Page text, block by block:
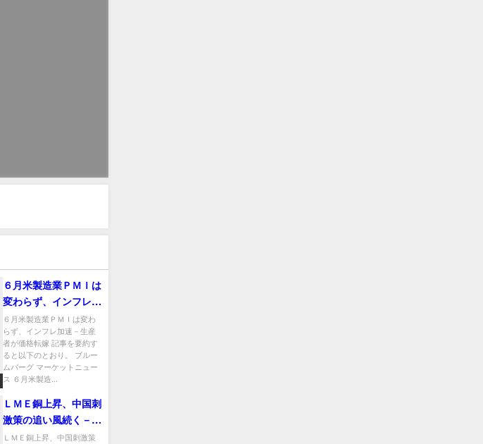
６月米製造業ＰＭＩは
変わらず、インフレ加
速－生産者が価格転嫁
６月米製造業ＰＭＩは変わ
らず、インフレ加速－生産
者が価格転嫁 記事を要約す
ると以下のとおり。 ブルー
ムバーグ マーケットニュー
ス ６月米製造...
ＬＭＥ銅上昇、中国刺
激策の追い風続く－ア
ルミやニッケルも高い
ＬＭＥ銅上昇、中国刺激策